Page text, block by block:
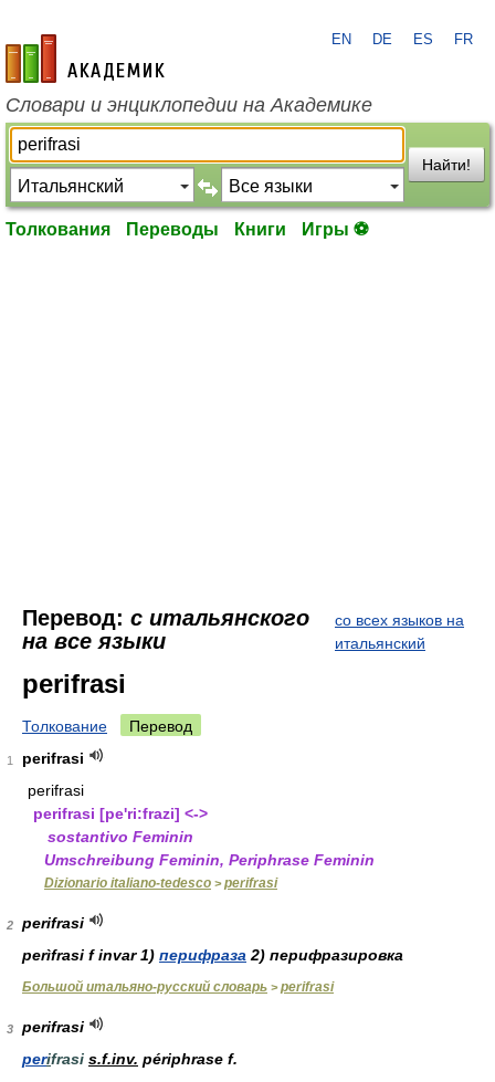
academic.ru
EN DE ES FR
Словари и энциклопедии на Академике
Найти!
Толкования Переводы Книги Игры ⚽
Перевод: с итальянского
на все языки
со всех языков на
итальянский
perifrasi
Толкование Перевод
1
perifrasi
perifrasi
perifrasi [pe'ri:frazi] <->
sostantivo Feminin
Umschreibung Feminin, Periphrase Feminin
Dizionario italiano-tedesco >perifrasi
2
perifrasi
perìfrasi f invar 1) перифраза 2) перифразировка
Большой итальяно-русский словарь >perifrasi
3
perifrasi
perifrasi s.f.inv. périphrase f.